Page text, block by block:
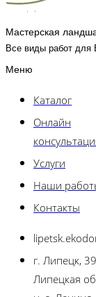
Мастерская
Все виды работ для
Меню
Каталог
Онлайн
Услуги
Наши
Контакты
г. Липецк,
Липецкая